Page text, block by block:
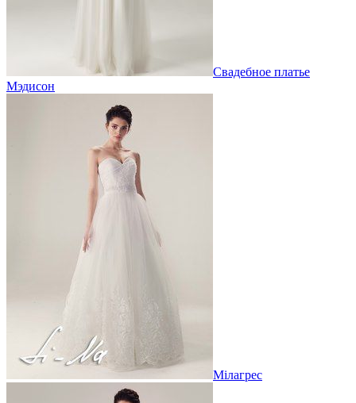
Свадебное платье
Мэдисон
Мілагрес